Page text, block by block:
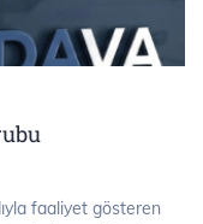
faaliyet gösteren